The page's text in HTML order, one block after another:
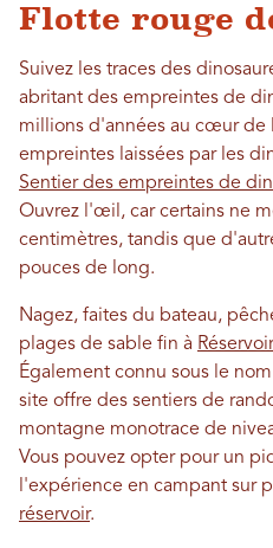
Flotte rouge
Suivez les traces des
abritant des empreintes de
millions d'années au cœur de
empreintes laissées par les
Sentier des empreintes de
Ouvrez l'œil, car certains ne
centimètres, tandis que
pouces de long.
Nagez, faites du bateau,
plages de sable fin à
Également connu sous le
site offre des sentiers de
montagne monotrace de
Vous pouvez opter pour un
l'expérience en campant sur
réservoir.